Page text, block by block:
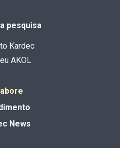
pesquisa
Kardec
AKOL
News